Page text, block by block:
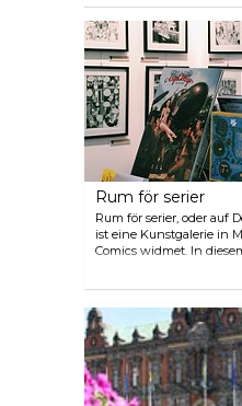
auf Tournee
zeigen Tanz von
internationalen
im Musiktheater Malmö
mit dem Opernorchester
sich im alten
und mehrerer
Rum för serier
Rum för serier, oder auf
ist eine Kunstgalerie in
Comics widmet. In
eine vielfältige
Laden, in dem die
Comic-Artikeln, darunter
und vieles mehr,